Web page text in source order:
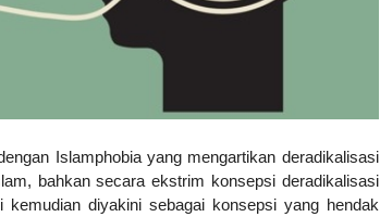
Islamphobia yang mengartikan deradikalisasi
bahkan secara ekstrim konsepsi deradikalisasi
diyakini sebagai konsepsi yang hendak